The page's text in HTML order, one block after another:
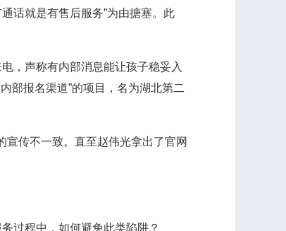
话就是有售后服务”为由搪塞。此
，声称有内部消息能让孩子稳妥入
部报名渠道”的项目，名为湖北第二
传不一致。直至赵伟光拿出了官网
过程中，如何避免此类陷阱？